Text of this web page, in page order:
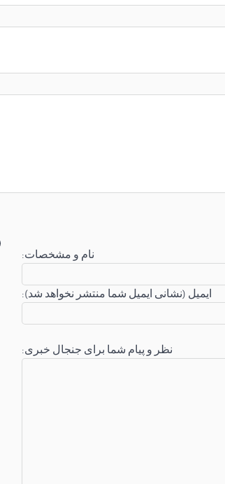
:نام و مشخصات
:ایمیل (نشانی ایمیل شما منتشر نخواهد شد)
:نظر و پیام شما برای جنجال خبری